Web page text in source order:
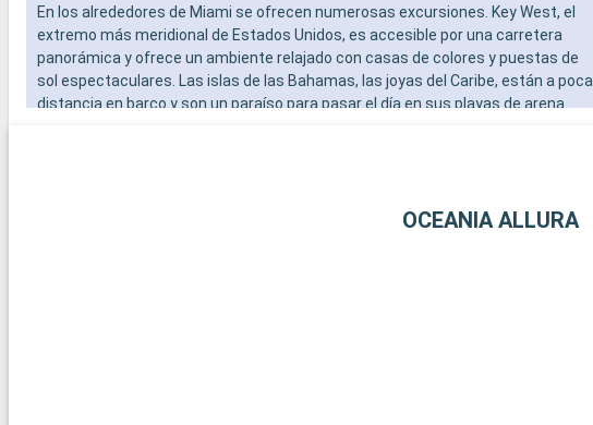
En los alrededores de Miami se ofrecen numerosas excursiones. Key West, el
extremo más meridional de Estados Unidos, es accesible por una carretera
panorámica y ofrece un ambiente relajado con casas de colores y puestas de
sol espectaculares. Las islas de las Bahamas, las joyas del Caribe, están a poca
distancia en barco y son un paraíso para pasar el día en sus playas de arena
OCEANIA ALLURA